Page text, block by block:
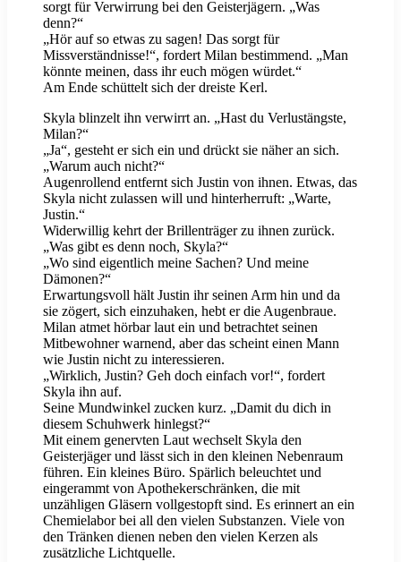
sorgt für Verwirrung bei den Geisterjägern. „Was
denn?“
„Hör auf so etwas zu sagen! Das sorgt für
Missverständnisse!“, fordert Milan bestimmend. „Man
könnte meinen, dass ihr euch mögen würdet.“
Am Ende schüttelt sich der dreiste Kerl.
Skyla blinzelt ihn verwirrt an. „Hast du Verlustängste,
Milan?“
„Ja“, gesteht er sich ein und drückt sie näher an sich.
„Warum auch nicht?“
Augenrollend entfernt sich Justin von ihnen. Etwas, das
Skyla nicht zulassen will und hinterherruft: „Warte,
Justin.“
Widerwillig kehrt der Brillenträger zu ihnen zurück.
„Was gibt es denn noch, Skyla?“
„Wo sind eigentlich meine Sachen? Und meine
Dämonen?“
Erwartungsvoll hält Justin ihr seinen Arm hin und da
sie zögert, sich einzuhaken, hebt er die Augenbraue.
Milan atmet hörbar laut ein und betrachtet seinen
Mitbewohner warnend, aber das scheint einen Mann
wie Justin nicht zu interessieren.
„Wirklich, Justin? Geh doch einfach vor!“, fordert
Skyla ihn auf.
Seine Mundwinkel zucken kurz. „Damit du dich in
diesem Schuhwerk hinlegst?“
Mit einem genervten Laut wechselt Skyla den
Geisterjäger und lässt sich in den kleinen Nebenraum
führen. Ein kleines Büro. Spärlich beleuchtet und
eingerammt von Apothekerschränken, die mit
unzähligen Gläsern vollgestopft sind. Es erinnert an ein
Chemielabor bei all den vielen Substanzen. Viele von
den Tränken dienen neben den vielen Kerzen als
zusätzliche Lichtquelle.